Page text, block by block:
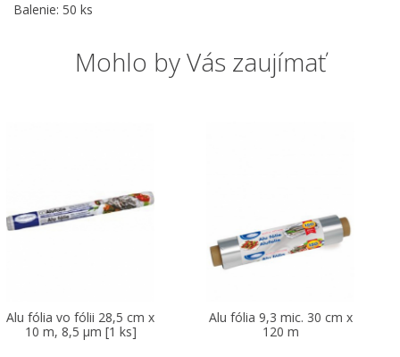
Balenie: 50 ks
Mohlo by Vás zaujímať
Alu fólia 9,3 mic. 30 cm x
120 m
Lepiaca páska krepová
biela 50 m x 25 mm